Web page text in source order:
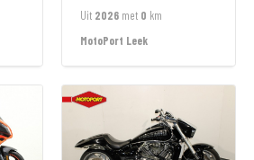
Uit 2026 met 0 km
MotoPort Leek